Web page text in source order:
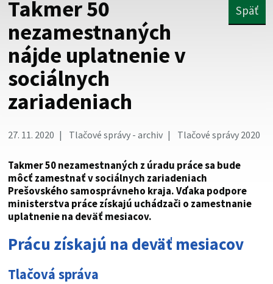
Táto stránka je zabezpečená
Buďte pozorní a vždy sa uistite, že zdieľate informácie iba
cez zabezpečenú webovú stránku. Zabezpečená stránka
vždy začína https:// pred názvom domény webového sídla.
Takmer 50
nezamestnaných
nájde uplatnenie v
sociálnych
zariadeniach
Späť
27. 11. 2020 Tlačové správy - archiv Tlačové správy 2020
Takmer 50 nezamestnaných z úradu práce sa bude
môcť zamestnať v sociálnych zariadeniach
Prešovského samosprávneho kraja. Vďaka podpore
ministerstva práce získajú uchádzači o zamestnanie
uplatnenie na deväť mesiacov.
Prácu získajú na deväť mesiacov
Tlačová správa